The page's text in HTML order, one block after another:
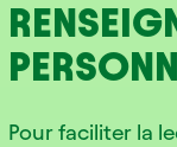
Pour faciliter la